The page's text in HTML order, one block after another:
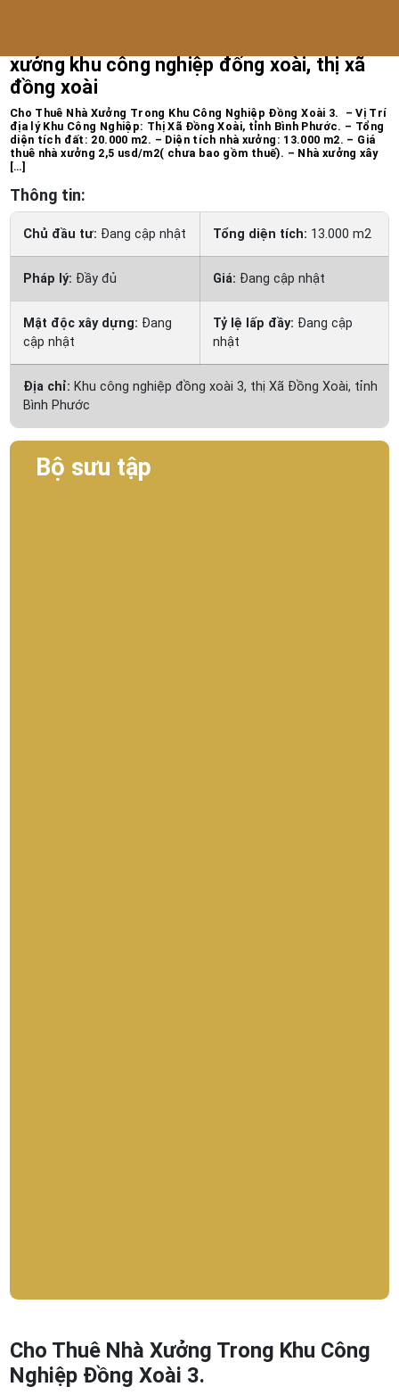
xưởng khu công nghiệp đống xoài, thị xã
đồng xoài
Cho Thuê Nhà Xưởng Trong Khu Công Nghiệp Đồng Xoài 3. – Vị Trí
địa lý Khu Công Nghiệp: Thị Xã Đồng Xoài, tỉnh Bình Phước. – Tổng
diện tích đất: 20.000 m2. – Diện tích nhà xưởng: 13.000 m2. – Giá
thuê nhà xưởng 2,5 usd/m2( chưa bao gồm thuế). – Nhà xưởng xây
[…]
Thông tin:
Chủ đầu tư: Đang cập nhật Tổng diện tích: 13.000 m2
Pháp lý: Đầy đủ Giá: Đang cập nhật
Mật độc xây dựng: Đang
cập nhật
Tỷ lệ lấp đầy: Đang cập
nhật
Địa chỉ: Khu công nghiệp đồng xoài 3, thị Xã Đồng Xoài, tỉnh
Bình Phước
Bộ sưu tập
Cho Thuê Nhà Xưởng Trong Khu Công
Nghiệp Đồng Xoài 3.